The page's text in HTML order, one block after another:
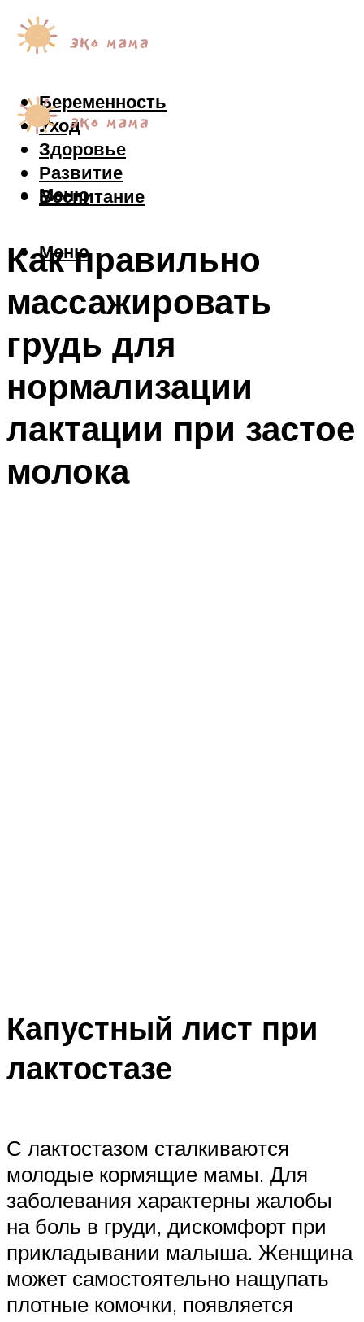
Беременность
Уход
Здоровье
Развитие
Воспитание
Меню
Меню
Как правильно
массажировать
грудь для
нормализации
лактации при застое
молока
Капустный лист при
лактостазе
С лактостазом сталкиваются
молодые кормящие мамы. Для
заболевания характерны жалобы
на боль в груди, дискомфорт при
прикладывании малыша. Женщина
может самостоятельно нащупать
плотные комочки, появляется